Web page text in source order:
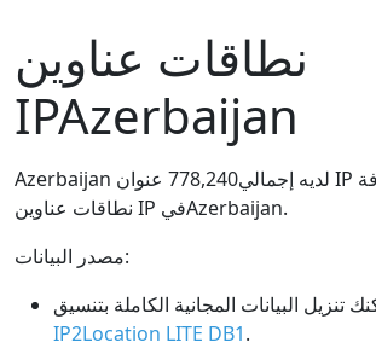
نطاقات عناوين
IPAzerbaijan
Azerbaijan لديه إجمالي778,240 عنوان IP معين. يوجد أدناه كافة
نطاقات عناوين IP فيAzerbaijan.
مصدر البيانات:
IP2Location LITE DB1.